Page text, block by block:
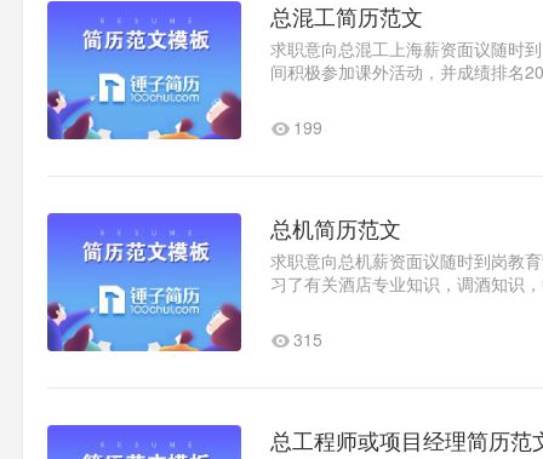
总混工简历范文
求职意向总混工上海薪资面议随时
间积极参加课外活动，并成绩排名
199
总机简历范文
求职意向总机薪资面议随时到岗教
习了有关酒店专业知识，调酒知识
315
总工程师或项目经理简历范